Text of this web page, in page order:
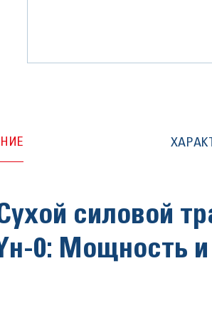
силовой
0: Мощность